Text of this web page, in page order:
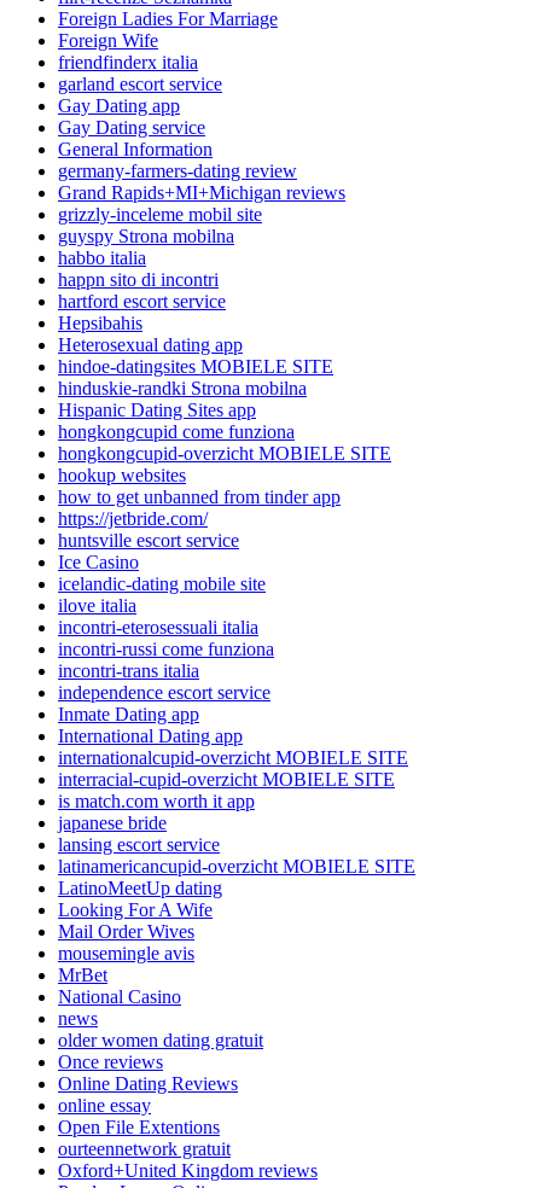
Foreign Ladies For Marriage
Foreign Wife
friendfinderx italia
garland escort service
Gay Dating app
Gay Dating service
General Information
germany-farmers-dating review
Grand Rapids+MI+Michigan reviews
grizzly-inceleme mobil site
guyspy Strona mobilna
habbo italia
happn sito di incontri
hartford escort service
Hepsibahis
Heterosexual dating app
hindoe-datingsites MOBIELE SITE
hinduskie-randki Strona mobilna
Hispanic Dating Sites app
hongkongcupid come funziona
hongkongcupid-overzicht MOBIELE SITE
hookup websites
how to get unbanned from tinder app
https://jetbride.com/
huntsville escort service
Ice Casino
icelandic-dating mobile site
ilove italia
incontri-eterosessuali italia
incontri-russi come funziona
incontri-trans italia
independence escort service
Inmate Dating app
International Dating app
internationalcupid-overzicht MOBIELE SITE
interracial-cupid-overzicht MOBIELE SITE
is match.com worth it app
japanese bride
lansing escort service
latinamericancupid-overzicht MOBIELE SITE
LatinoMeetUp dating
Looking For A Wife
Mail Order Wives
mousemingle avis
MrBet
National Casino
news
older women dating gratuit
Once reviews
Online Dating Reviews
online essay
Open File Extentions
ourteennetwork gratuit
Oxford+United Kingdom reviews